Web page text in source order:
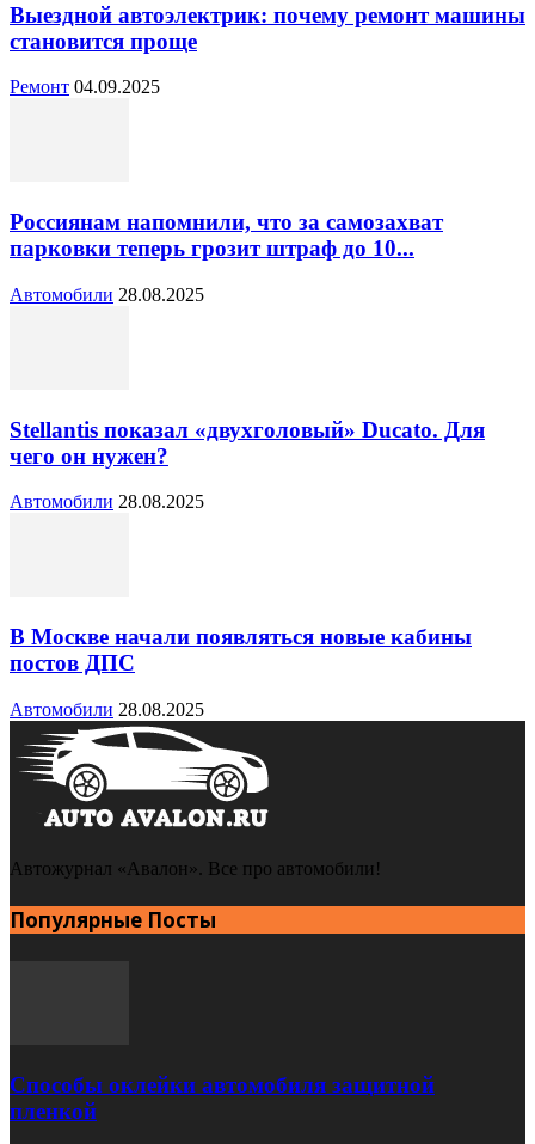
Выездной автоэлектрик: почему ремонт машины
становится проще
Ремонт 04.09.2025
Россиянам напомнили, что за самозахват
парковки теперь грозит штраф до 10...
Автомобили 28.08.2025
Stellantis показал «двухголовый» Ducato. Для
чего он нужен?
Автомобили 28.08.2025
В Москве начали появляться новые кабины
постов ДПС
Автомобили 28.08.2025
Автожурнал «Авалон». Все про автомобили!
Популярные Посты
Способы оклейки автомобиля защитной
пленкой